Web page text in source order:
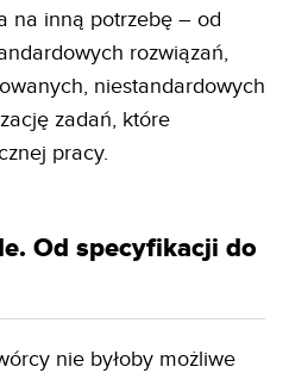
na inną potrzebę – od
rozwiązań,
niestandardowych
zadań, które
pracy.
Od specyfikacji do
nie byłoby możliwe